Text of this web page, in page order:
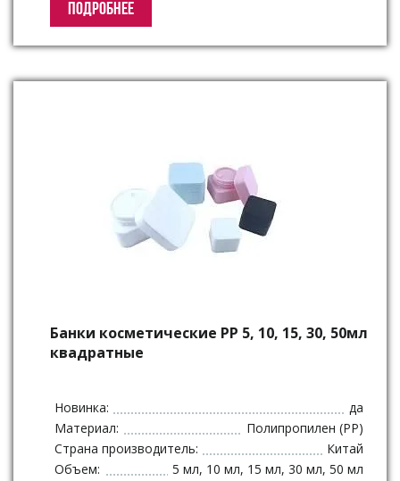
ПОДРОБНЕЕ
Банки косметические РР 5, 10, 15, 30, 50мл
квадратные
Новинка:
да
Материал:
Полипропилен (PP)
Страна производитель:
Китай
Объем:
5 мл, 10 мл, 15 мл, 30 мл, 50 мл